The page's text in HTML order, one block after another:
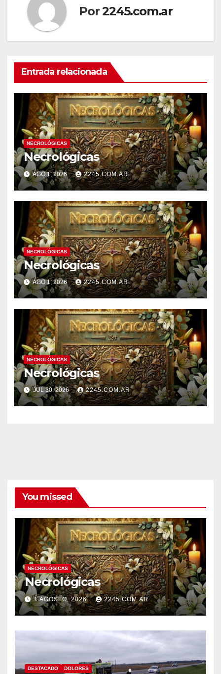
Por2245.com.ar
Entrada relacionada
NECROLÓGICAS
Necrológicas
AGO 1, 2026 2245.COM.AR
NECROLÓGICAS
Necrológicas
AGO 1, 2026 2245.COM.AR
NECROLÓGICAS
Necrológicas
JUL 30, 2026 2245.COM.AR
You missed
NECROLÓGICAS
Necrológicas
1 AGOSTO, 2026 2245.COM.AR
DESTACADO DOLORES